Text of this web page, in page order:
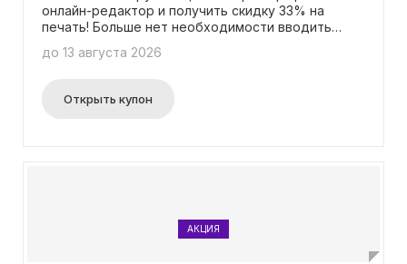
онлайн-редактор и получить скидку 33% на
печать! Больше нет необходимости вводить
до 13 августа 2026
Открыть купон
АКЦИЯ